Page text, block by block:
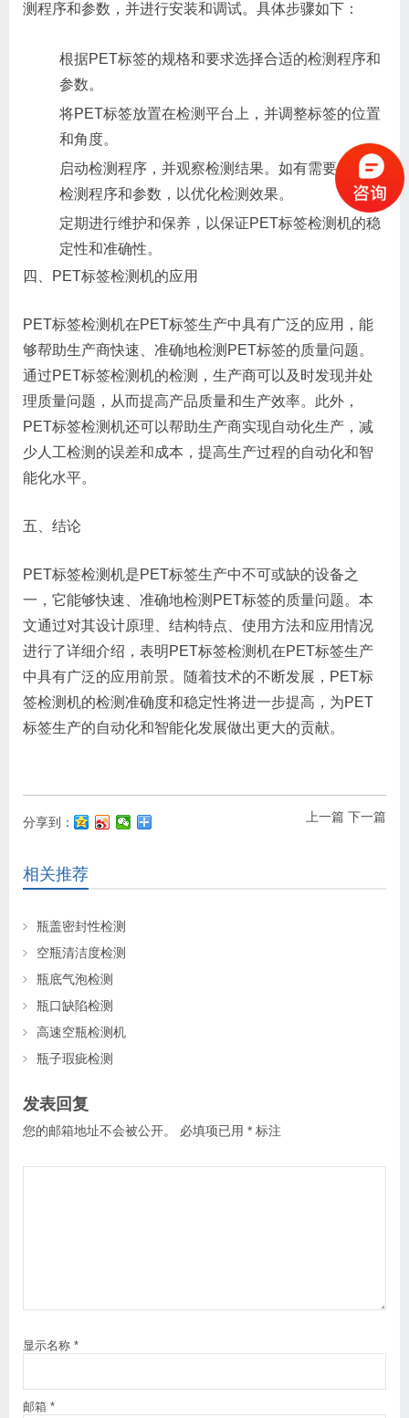
测程序和参数，并进行安装和调试。具体步骤如下：
根据PET标签的规格和要求选择合适的检测程序和
参数。
将PET标签放置在检测平台上，并调整标签的位置
和角度。
启动检测程序，并观察检测结果。如有需要，调整
检测程序和参数，以优化检测效果。
定期进行维护和保养，以保证PET标签检测机的稳
定性和准确性。
四、PET标签检测机的应用
PET标签检测机在PET标签生产中具有广泛的应用，能
够帮助生产商快速、准确地检测PET标签的质量问题。
通过PET标签检测机的检测，生产商可以及时发现并处
理质量问题，从而提高产品质量和生产效率。此外，
PET标签检测机还可以帮助生产商实现自动化生产，减
少人工检测的误差和成本，提高生产过程的自动化和智
能化水平。
五、结论
PET标签检测机是PET标签生产中不可或缺的设备之
一，它能够快速、准确地检测PET标签的质量问题。本
文通过对其设计原理、结构特点、使用方法和应用情况
进行了详细介绍，表明PET标签检测机在PET标签生产
中具有广泛的应用前景。随着技术的不断发展，PET标
签检测机的检测准确度和稳定性将进一步提高，为PET
标签生产的自动化和智能化发展做出更大的贡献。
上一篇 下一篇
分享到：
相关推荐
瓶盖密封性检测
空瓶清洁度检测
瓶底气泡检测
瓶口缺陷检测
高速空瓶检测机
瓶子瑕疵检测
发表回复
您的邮箱地址不会被公开。 必填项已用 * 标注
显示名称 *
邮箱 *